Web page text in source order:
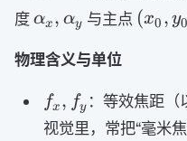
度 αx , αy 与主点 (x0 , y0
物理含义与单位
f_x,f_y
fx , fy ：等效焦距
视觉里，常把“毫米